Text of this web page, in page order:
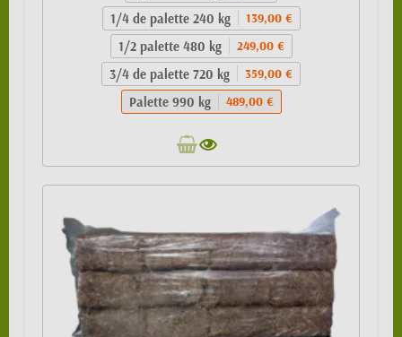
1/4 de palette 240 kg 139,00 €
1/2 palette 480 kg 249,00 €
3/4 de palette 720 kg 359,00 €
Palette 990 kg 489,00 €